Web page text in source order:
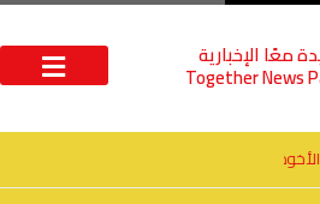
معًا الإخبارية
Together News
من لقاء